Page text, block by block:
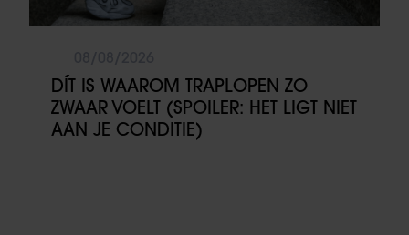
DÍT IS WAAROM TRAPLOPEN ZO
ZWAAR VOELT (SPOILER: HET LIGT NIET
AAN JE CONDITIE)